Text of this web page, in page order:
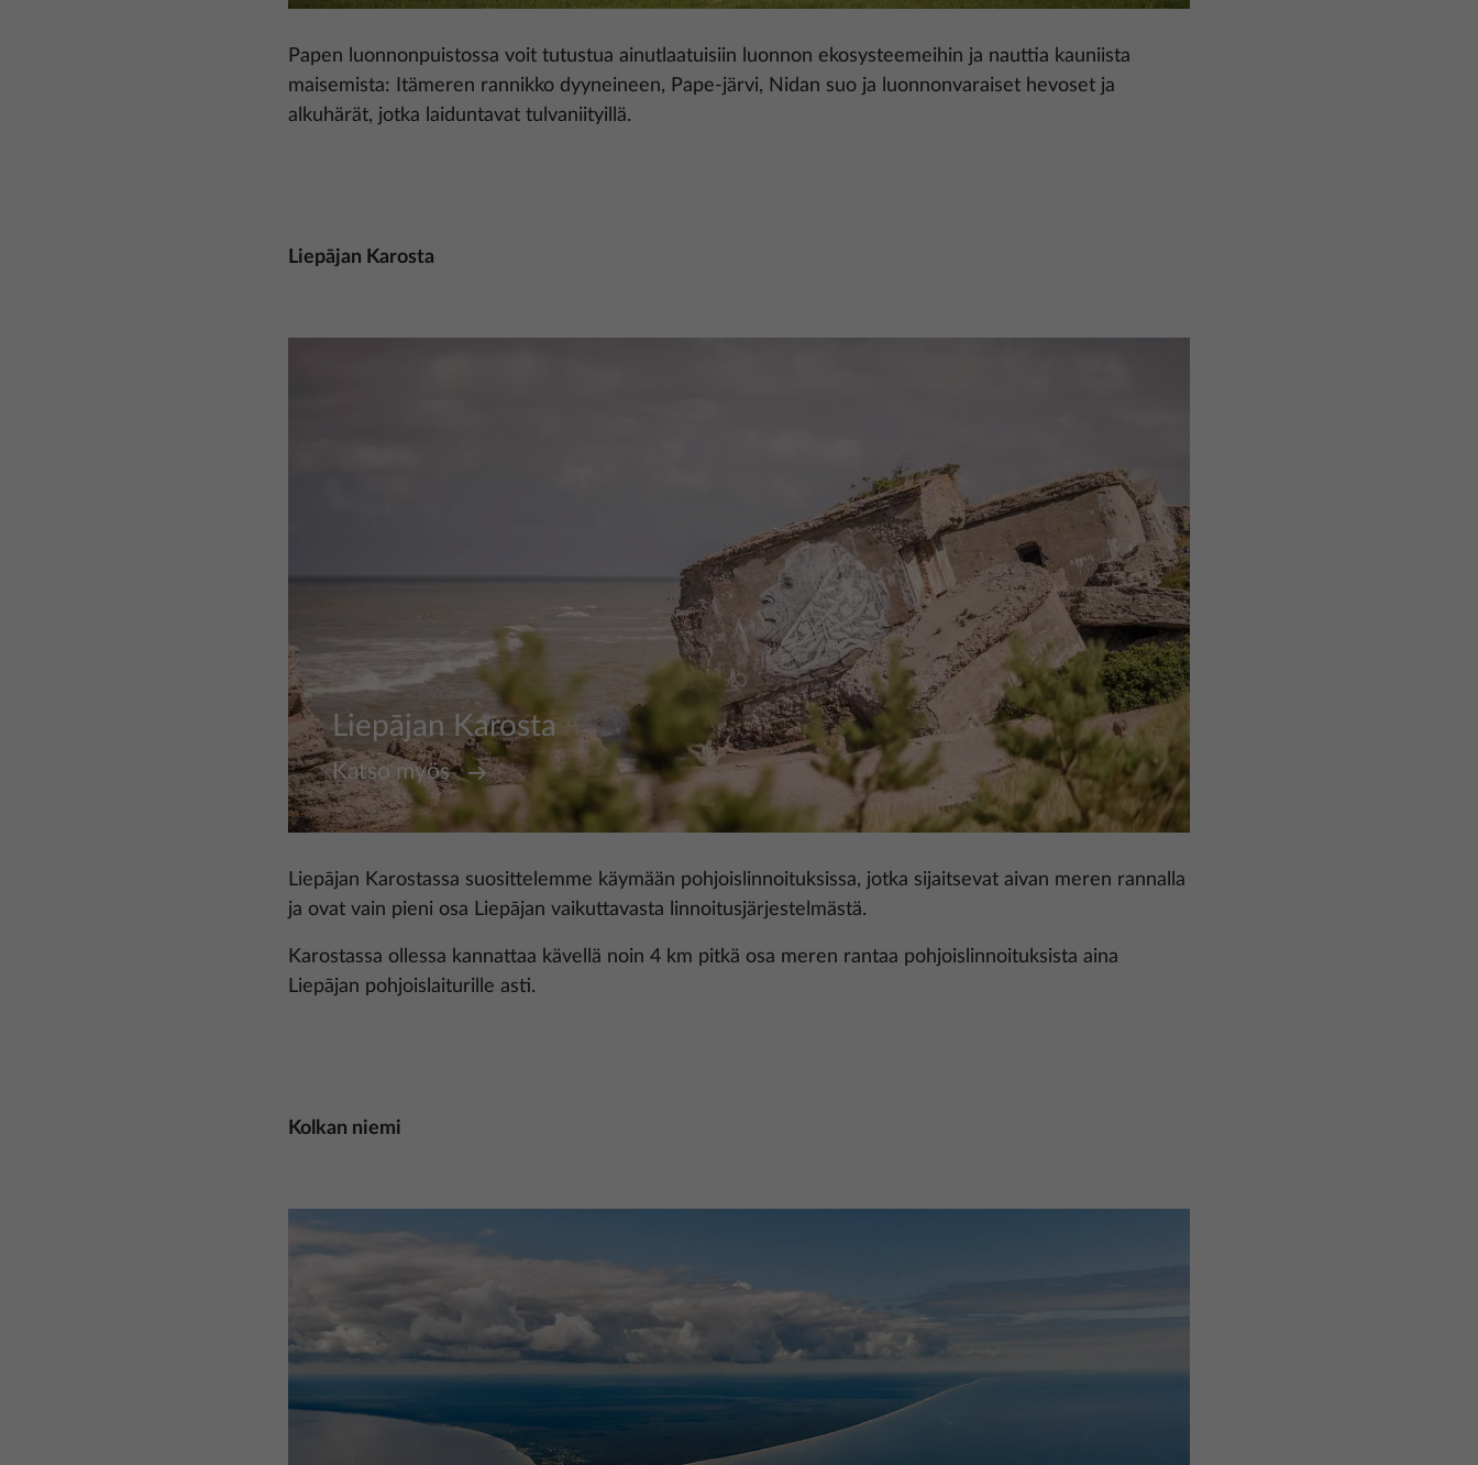
Papen luonnonpuistossa voit tutustua ainutlaatuisiin luonnon ekosysteemeihin ja nauttia kauniista
maisemista: Itämeren rannikko dyyneineen, Pape-järvi, Nidan suo ja luonnonvaraiset hevoset ja
alkuhärät, jotka laiduntavat tulvaniityillä.
Liepājan Karosta
Liepājan Karosta
Katso myös
Liepājan Karostassa suosittelemme käymään pohjoislinnoituksissa, jotka sijaitsevat aivan meren rannalla
ja ovat vain pieni osa Liepājan vaikuttavasta linnoitusjärjestelmästä.
Karostassa ollessa kannattaa kävellä noin 4 km pitkä osa meren rantaa pohjoislinnoituksista aina
Liepājan pohjoislaiturille asti.
Kolkan niemi